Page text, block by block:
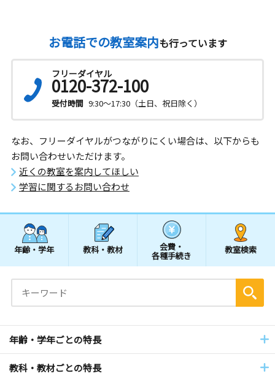
お電話での教室案内も行っています
フリーダイヤル
0120-372-100
受付時間 9:30～17:30（土日、祝日除く）
なお、フリーダイヤルがつながりにくい場合は、以下からも
お問い合わせいただけます。
近くの教室を案内してほしい
学習に関するお問い合わせ
年齢・学年 教科・教材 会費・
各種手続き
教室検索
年齢・学年ごとの特長
教科・教材ごとの特長